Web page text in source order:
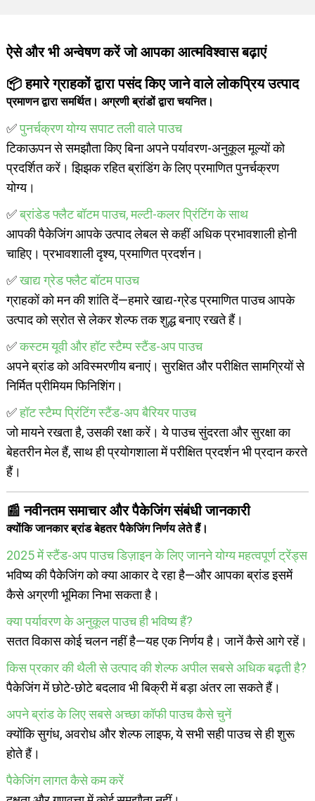
ऐसे और भी अन्वेषण करें जो आपका आत्मविश्वास बढ़ाएं
📦 हमारे ग्राहकों द्वारा पसंद किए जाने वाले लोकप्रिय उत्पाद
प्रमाणन द्वारा समर्थित। अग्रणी ब्रांडों द्वारा चयनित।
✅पुनर्चक्रण योग्य सपाट तली वाले पाउच
टिकाऊपन से समझौता किए बिना अपने पर्यावरण-अनुकूल मूल्यों को
प्रदर्शित करें। झिझक रहित ब्रांडिंग के लिए प्रमाणित पुनर्चक्रण
योग्य।
✅ब्रांडेड फ्लैट बॉटम पाउच, मल्टी-कलर प्रिंटिंग के साथ
आपकी पैकेजिंग आपके उत्पाद लेबल से कहीं अधिक प्रभावशाली होनी
चाहिए। प्रभावशाली दृश्य, प्रमाणित प्रदर्शन।
✅खाद्य ग्रेड फ्लैट बॉटम पाउच
ग्राहकों को मन की शांति दें—हमारे खाद्य-ग्रेड प्रमाणित पाउच आपके
उत्पाद को स्रोत से लेकर शेल्फ तक शुद्ध बनाए रखते हैं।
✅कस्टम यूवी और हॉट स्टैम्प स्टैंड-अप पाउच
अपने ब्रांड को अविस्मरणीय बनाएं। सुरक्षित और परीक्षित सामग्रियों से
निर्मित प्रीमियम फिनिशिंग।
✅हॉट स्टैम्प प्रिंटिंग स्टैंड-अप बैरियर पाउच
जो मायने रखता है, उसकी रक्षा करें। ये पाउच सुंदरता और सुरक्षा का
बेहतरीन मेल हैं, साथ ही प्रयोगशाला में परीक्षित प्रदर्शन भी प्रदान करते
हैं।
📰 नवीनतम समाचार और पैकेजिंग संबंधी जानकारी
क्योंकि जानकार ब्रांड बेहतर पैकेजिंग निर्णय लेते हैं।
2025 में स्टैंड-अप पाउच डिज़ाइन के लिए जानने योग्य महत्वपूर्ण ट्रेंड्स
भविष्य की पैकेजिंग को क्या आकार दे रहा है—और आपका ब्रांड इसमें
कैसे अग्रणी भूमिका निभा सकता है।
क्या पर्यावरण के अनुकूल पाउच ही भविष्य हैं?
सतत विकास कोई चलन नहीं है—यह एक निर्णय है। जानें कैसे आगे रहें।
किस प्रकार की थैली से उत्पाद की शेल्फ अपील सबसे अधिक बढ़ती है?
पैकेजिंग में छोटे-छोटे बदलाव भी बिक्री में बड़ा अंतर ला सकते हैं।
अपने ब्रांड के लिए सबसे अच्छा कॉफी पाउच कैसे चुनें
क्योंकि सुगंध, अवरोध और शेल्फ लाइफ, ये सभी सही पाउच से ही शुरू
होते हैं।
पैकेजिंग लागत कैसे कम करें